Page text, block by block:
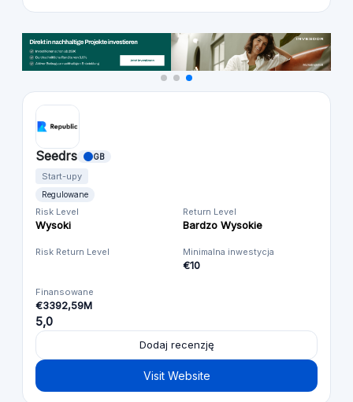
Seedrs GB
Start-upy
Regulowane
Risk Level
Wysoki
Return Level
Bardzo Wysokie
Risk Return Level Minimalna inwestycja
€10
Finansowane
€3392,59M
5,0
Dodaj recenzję
Visit Website